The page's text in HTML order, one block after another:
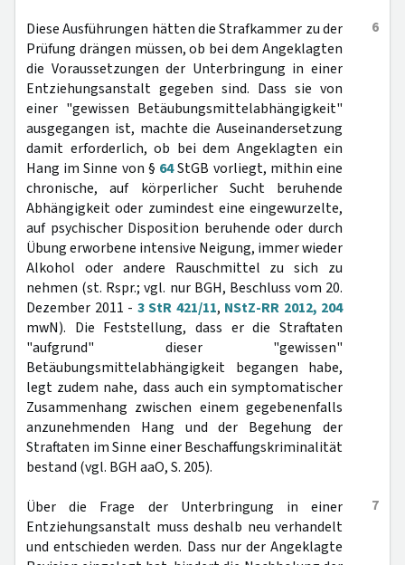
6
Diese Ausführungen hätten die Strafkammer zu der
Prüfung drängen müssen, ob bei dem Angeklagten
die Voraussetzungen der Unterbringung in einer
Entziehungsanstalt gegeben sind. Dass sie von
einer "gewissen Betäubungsmittelabhängigkeit"
ausgegangen ist, machte die Auseinandersetzung
damit erforderlich, ob bei dem Angeklagten ein
Hang im Sinne von § 64StGB vorliegt, mithin eine
chronische, auf körperlicher Sucht beruhende
Abhängigkeit oder zumindest eine eingewurzelte,
auf psychischer Disposition beruhende oder durch
Übung erworbene intensive Neigung, immer wieder
Alkohol oder andere Rauschmittel zu sich zu
nehmen (st. Rspr.; vgl. nur BGH, Beschluss vom 20.
Dezember 2011 - 3 StR 421/11, NStZ-RR 2012, 204
mwN). Die Feststellung, dass er die Straftaten
"aufgrund" dieser "gewissen"
Betäubungsmittelabhängigkeit begangen habe,
legt zudem nahe, dass auch ein symptomatischer
Zusammenhang zwischen einem gegebenenfalls
anzunehmenden Hang und der Begehung der
Straftaten im Sinne einer Beschaffungskriminalität
bestand (vgl. BGH aaO, S. 205).
7
Über die Frage der Unterbringung in einer
Entziehungsanstalt muss deshalb neu verhandelt
und entschieden werden. Dass nur der Angeklagte